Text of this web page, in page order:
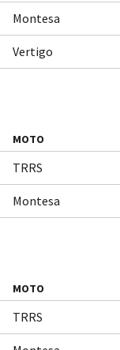
Montesa
Vertigo
MOTO
TRRS
Montesa
MOTO
TRRS